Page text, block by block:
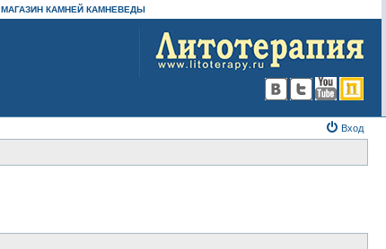
МАГАЗИН КАМНЕЙ КАМНЕВЕДЫ
Вход